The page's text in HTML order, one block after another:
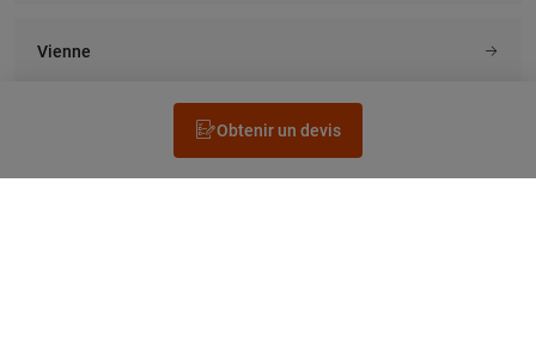
Obtenir un devis
Vienne